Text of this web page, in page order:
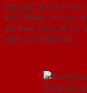
Ghi chú: đơn giá trên
kiểu Model có chạy
giá theo bảng vẽ chi
thêm 200.000đ/m2
Bảng báo